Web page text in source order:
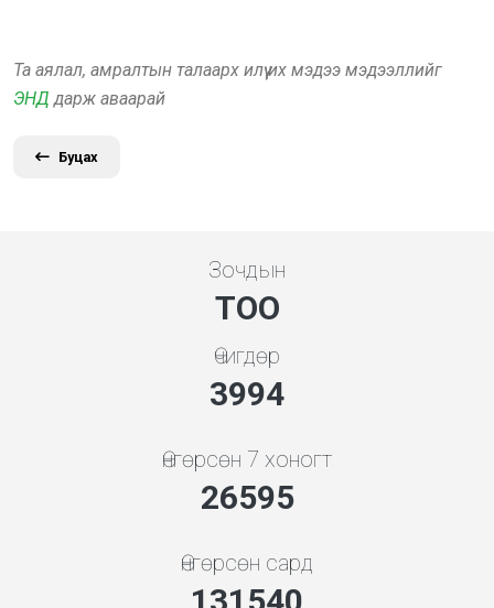
Та аялал, амралтын талаарх илүү их мэдээ мэдээллийг
ЭНД дарж аваарай
Буцах
Зочдын
ТОО
Өчигдөр
4279
Өнгөрсөн 7 хоногт
28495
Өнгөрсөн сард